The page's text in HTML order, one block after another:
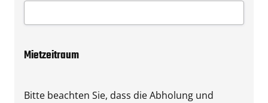
Mietzeitraum
Bitte beachten Sie, dass die Abholung und